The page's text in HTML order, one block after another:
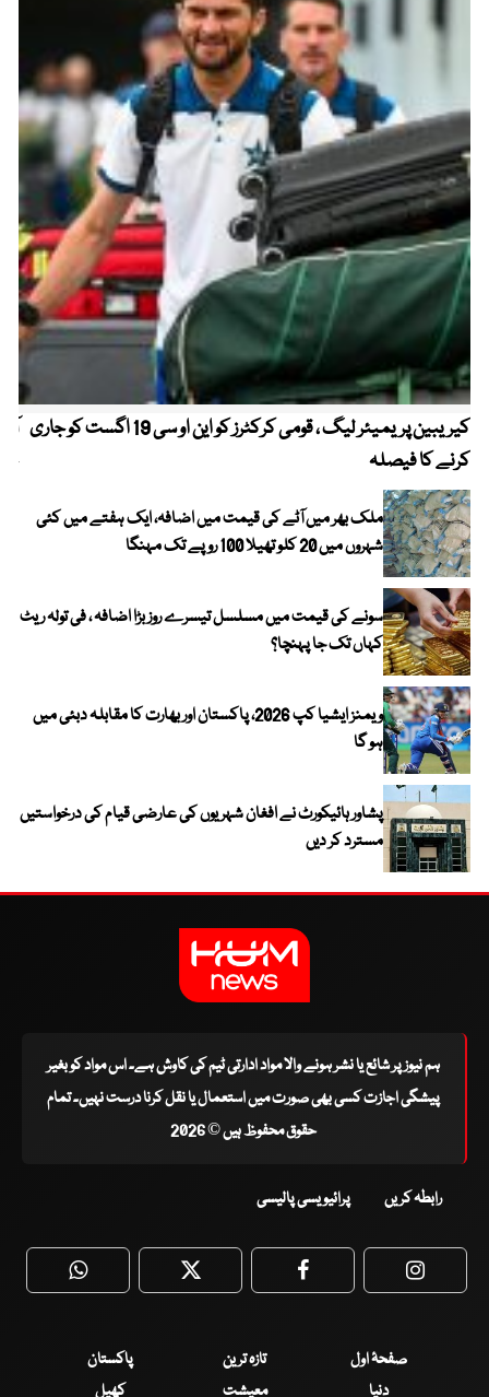
کیریبین پریمیئر لیگ ، قومی کرکٹرز کو این او سی 19 اگست کو جاری
کرنے کا فیصلہ
ملک بھر میں آٹے کی قیمت میں اضافہ، ایک ہفتے میں کئی
شہروں میں 20 کلو تھیلا 100 روپے تک مہنگا
سونے کی قیمت میں مسلسل تیسرے روز بڑا اضافہ ، فی تولہ ریٹ
کہاں تک جا پہنچا؟
ویمنز ایشیا کپ 2026، پاکستان اور بھارت کا مقابلہ دبئی میں
ہو گا
پشاور ہائیکورٹ نے افغان شہریوں کی عارضی قیام کی درخواستیں
مسترد کر دیں
ہم نیوز پر شائع یا نشر ہونے والا مواد ادارتی ٹیم کی کاوش ہے۔ اس مواد کو بغیر
پیشگی اجازت کسی بھی صورت میں استعمال یا نقل کرنا درست نہیں۔ تمام
حقوق محفوظ ہیں © 2026
رابطہ کریں پرائیویسی پالیسی
WhatsApp Twitter Facebook
صفحۂ اول تازہ ترین
پاکستان
دنیا
معیشت کھیل